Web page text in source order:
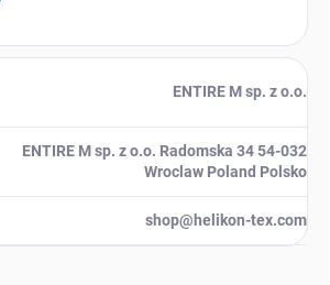
ENTIRE M sp. z o.o.
ENTIRE M sp. z o.o. Radomska 34 54-032
Wroclaw Poland Polsko
shop@helikon-tex.com